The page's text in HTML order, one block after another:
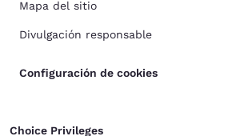
Mapa del sitio
Divulgación responsable
Configuración de cookies
Choice Privileges